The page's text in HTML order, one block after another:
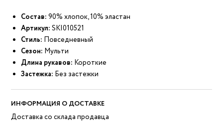
Состав: 90% хлопок, 10% эластан
Артикул: SKI010521
Стиль: Повседневный
Сезон: Мульти
Длина рукавов: Короткие
Застежка: Без застежки
ИНФОРМАЦИЯ О ДОСТАВКЕ
Доставка со склада продавца